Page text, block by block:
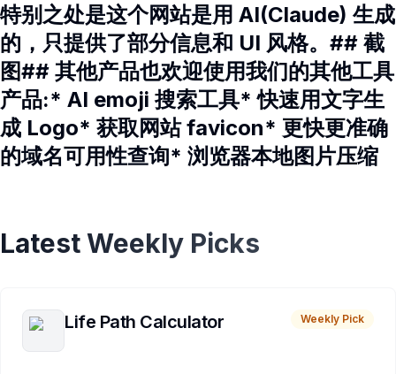
特别之处是这个网站是用 AI(Claude) 生成
的，只提供了部分信息和 UI 风格。## 截
图## 其他产品也欢迎使用我们的其他工具
产品:* AI emoji 搜索工具* 快速用文字生
成 Logo* 获取网站 favicon* 更快更准确
的域名可用性查询* 浏览器本地图片压缩
Latest Weekly Picks
Life Path Calculator Weekly Pick